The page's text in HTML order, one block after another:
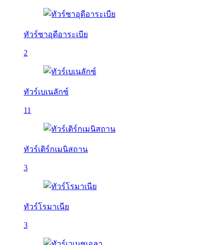
ทัวร์ซาอุดีอาระเบีย
2
ทัวร์เบเนลักซ์
11
ทัวร์เติร์กเมนิสถาน
3
ทัวร์โรมาเนีย
3